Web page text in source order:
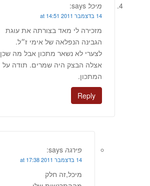
מיכל says:
14 בדצמבר 2011 at 14:51
מזכירה לי מאד בצורתה את עוגת
הגבינה הנפלאה של אימי ז״ל.
לצערי לא נשאר מתכון אבל מה שכן
אצלה הבצק היה שמרים. תודה על
המתכון.
Reply
פירגה says:
14 בדצמבר 2011 at 17:38
מיכל,זה חלק